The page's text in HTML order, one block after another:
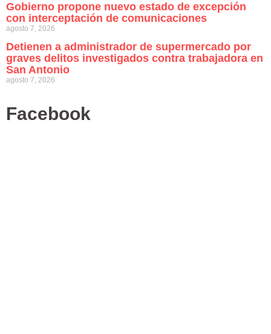
Gobierno propone nuevo estado de excepción
con interceptación de comunicaciones
agosto 7, 2026
Detienen a administrador de supermercado por
graves delitos investigados contra trabajadora en
San Antonio
agosto 7, 2026
Facebook